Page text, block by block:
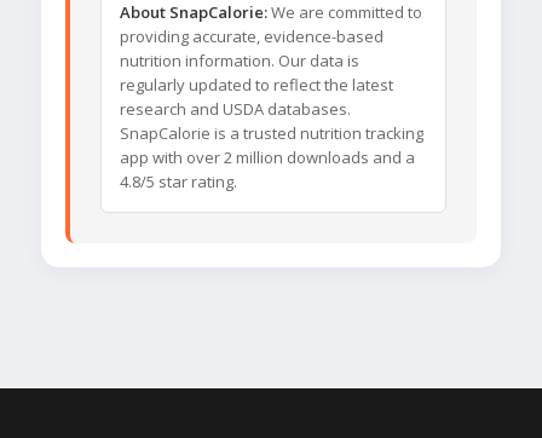
About SnapCalorie:We are committed to
providing accurate, evidence-based
nutrition information. Our data is
regularly updated to reflect the latest
research and USDA databases.
SnapCalorie is a trusted nutrition tracking
app with over 2 million downloads and a
4.8/5 star rating.